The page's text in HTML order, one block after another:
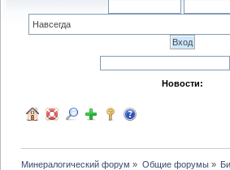
Новости:
Минералогический форум » Общие форумы»